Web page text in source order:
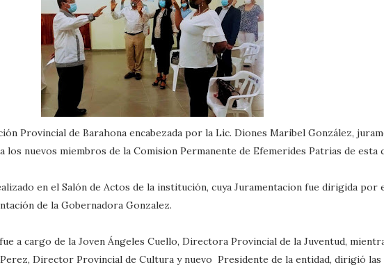
Provincial de Barahona encabezada por la Lic. Diones Maribel González,
los nuevos miembros de la Comision Permanente de Efemerides Patrias de esta
en el Salón de Actos de la institución, cuya Juramentacion fue dirigida por
de la Gobernadora Gonzalez.
a cargo de la Joven Ángeles Cuello, Directora Provincial de la Juventud,
Director Provincial de Cultura y nuevo Presidente de la entidad, dirigió las